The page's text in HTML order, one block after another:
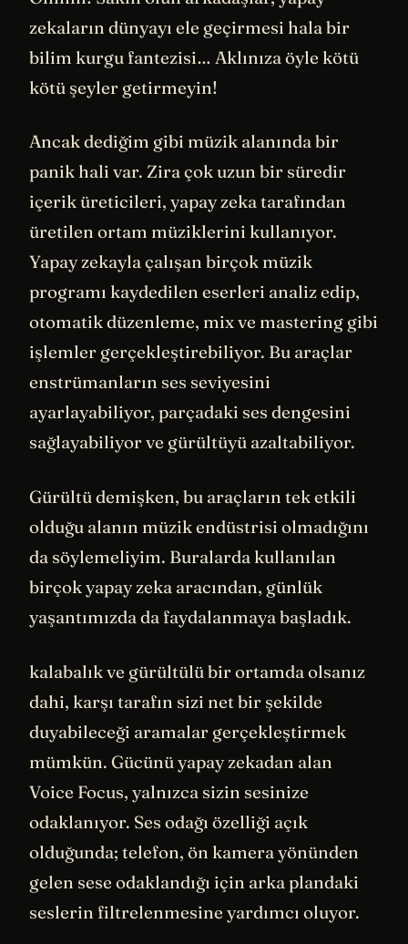
zekaların dünyayı ele geçirmesi hala bir
bilim kurgu fantezisi… Aklınıza öyle kötü
kötü şeyler getirmeyin!
Ancak dediğim gibi müzik alanında bir
panik hali var. Zira çok uzun bir süredir
içerik üreticileri, yapay zeka tarafından
üretilen ortam müziklerini kullanıyor.
Yapay zekayla çalışan birçok müzik
programı kaydedilen eserleri analiz edip,
otomatik düzenleme, mix ve mastering gibi
işlemler gerçekleştirebiliyor. Bu araçlar
enstrümanların ses seviyesini
ayarlayabiliyor, parçadaki ses dengesini
sağlayabiliyor ve gürültüyü azaltabiliyor.
Gürültü demişken, bu araçların tek etkili
olduğu alanın müzik endüstrisi olmadığını
da söylemeliyim. Buralarda kullanılan
birçok yapay zeka aracından, günlük
yaşantımızda da faydalanmaya başladık.
kalabalık ve gürültülü bir ortamda olsanız
dahi, karşı tarafın sizi net bir şekilde
duyabileceği aramalar gerçekleştirmek
mümkün. Gücünü yapay zekadan alan
Voice Focus, yalnızca sizin sesinize
odaklanıyor. Ses odağı özelliği açık
olduğunda; telefon, ön kamera yönünden
gelen sese odaklandığı için arka plandaki
seslerin filtrelenmesine yardımcı oluyor.